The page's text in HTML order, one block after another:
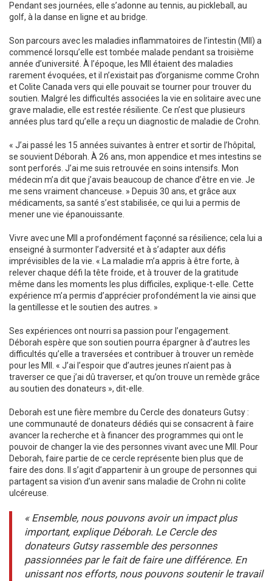
Pendant ses journées, elle s’adonne au tennis, au pickleball, au
golf, à la danse en ligne et au bridge.
Son parcours avec les maladies inflammatoires de l’intestin (MII) a
commencé lorsqu’elle est tombée malade pendant sa troisième
année d’université. À l’époque, les MII étaient des maladies
rarement évoquées, et il n’existait pas d’organisme comme Crohn
et Colite Canada vers qui elle pouvait se tourner pour trouver du
soutien. Malgré les difficultés associées la vie en solitaire avec une
grave maladie, elle est restée résiliente. Ce n’est que plusieurs
années plus tard qu’elle a reçu un diagnostic de maladie de Crohn.
« J’ai passé les 15 années suivantes à entrer et sortir de l’hôpital,
se souvient Déborah. À 26 ans, mon appendice et mes intestins se
sont perforés. J’ai me suis retrouvée en soins intensifs. Mon
médecin m’a dit que j’avais beaucoup de chance d’être en vie. Je
me sens vraiment chanceuse. » Depuis 30 ans, et grâce aux
médicaments, sa santé s’est stabilisée, ce qui lui a permis de
mener une vie épanouissante.
Vivre avec une MII a profondément façonné sa résilience; cela lui a
enseigné à surmonter l’adversité et à s’adapter aux défis
imprévisibles de la vie. « La maladie m’a appris à être forte, à
relever chaque défi la tête froide, et à trouver de la gratitude
même dans les moments les plus difficiles, explique-t-elle. Cette
expérience m’a permis d’apprécier profondément la vie ainsi que
la gentillesse et le soutien des autres. »
Ses expériences ont nourri sa passion pour l’engagement.
Déborah espère que son soutien pourra épargner à d’autres les
difficultés qu’elle a traversées et contribuer à trouver un remède
pour les MII. « J’ai l’espoir que d’autres jeunes n’aient pas à
traverser ce que j’ai dû traverser, et qu’on trouve un remède grâce
au soutien des donateurs », dit-elle.
Deborah est une fière membre du Cercle des donateurs Gutsy :
une communauté de donateurs dédiés qui se consacrent à faire
avancer la recherche et à financer des programmes qui ont le
pouvoir de changer la vie des personnes vivant avec une MII. Pour
Deborah, faire partie de ce cercle représente bien plus que de
faire des dons. Il s’agit d’appartenir à un groupe de personnes qui
partagent sa vision d’un avenir sans maladie de Crohn ni colite
ulcéreuse.
« Ensemble, nous pouvons avoir un impact plus
important, explique Déborah. Le Cercle des
donateurs Gutsy rassemble des personnes
passionnées par le fait de faire une différence. En
unissant nos efforts, nous pouvons soutenir le travail